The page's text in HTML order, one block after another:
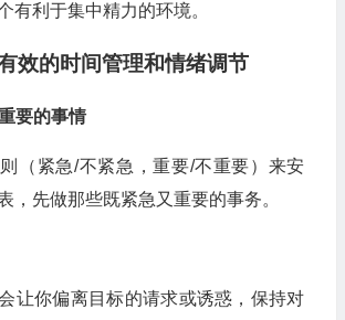
有利于集中精力的环境。
效的时间管理和情绪调节
要的事情
（紧急/不紧急，重要/不重要）来安
，先做那些既紧急又重要的事务。
让你偏离目标的请求或诱惑，保持对